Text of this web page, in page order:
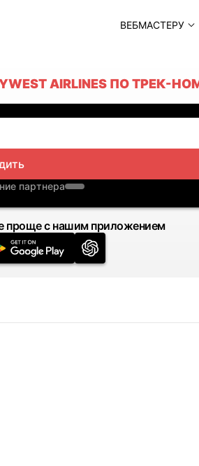
ВЕБМАСТЕРУ
AIRLINES ПО ТРЕК-
партнера
проще с нашим приложением